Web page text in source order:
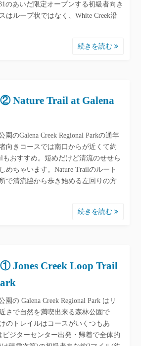
のあいだ限定オープンする初級者向き
はループ状ではなく、White Creek沿
続きを読む
Nature Trail at Galena
のGalena Creek Regional Parkの通年
向きコースでは南口からが近くて約
もおすすめ。短めだけど清流のせせら
めちゃいます。Nature Trailのルート
で清流脇から歩き始める左回りの方
続きを読む
Jones Creek Loop Trail
の Galena Creek Regional Park はリ
さで自然を満喫出来る森林公園で
のトレイルはコースがいくつもあ
ビジターセンター出発・帰着で全体的